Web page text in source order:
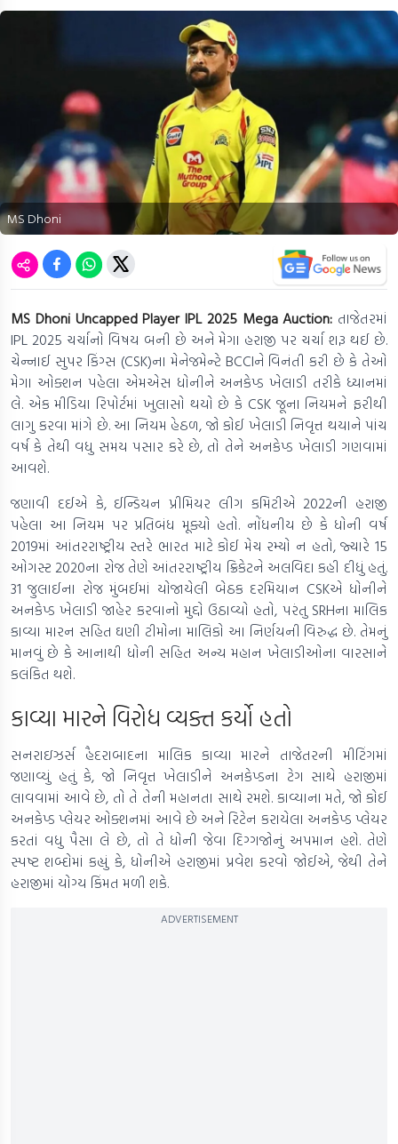
MS Dhoni
MS Dhoni Uncapped Player IPL 2025 Mega Auction: તાજેતરમાં
IPL 2025 ચર્ચાનો વિષય બની છે અને મેગા હરાજી પર ચર્ચા શરૂ થઈ છે.
ચેન્નાઈ સુપર કિંગ્સ (CSK)ના મેનેજમેન્ટે BCCIને વિનંતી કરી છે કે તેઓ
મેગા ઓક્શન પહેલા એમએસ ધોનીને અનકેપ્ડ ખેલાડી તરીકે ધ્યાનમાં
લે. એક મીડિયા રિપોર્ટમાં ખુલાસો થયો છે કે CSK જૂના નિયમને ફરીથી
લાગુ કરવા માંગે છે. આ નિયમ હેઠળ, જો કોઈ ખેલાડી નિવૃત્ત થયાને પાંચ
વર્ષ કે તેથી વધુ સમય પસાર કરે છે, તો તેને અનકેપ્ડ ખેલાડી ગણવામાં
આવશે.
જણાવી દઈએ કે, ઈન્ડિયન પ્રીમિયર લીગ કમિટીએ 2022ની હરાજી
પહેલા આ નિયમ પર પ્રતિબંધ મૂક્યો હતો. નોંધનીય છે કે ધોની વર્ષ
2019માં આંતરરાષ્ટ્રીય સ્તરે ભારત માટે કોઈ મેચ રમ્યો ન હતો, જ્યારે 15
ઓગસ્ટ 2020ના રોજ તેણે આંતરરાષ્ટ્રીય ક્રિકેટને અલવિદા કહી દીધું હતું.
31 જુલાઈના રોજ મુંબઈમાં યોજાયેલી બેઠક દરમિયાન CSKએ ધોનીને
અનકેપ્ડ ખેલાડી જાહેર કરવાનો મુદ્દો ઉઠાવ્યો હતો, પરંતુ SRHના માલિક
કાવ્યા મારન સહિત ઘણી ટીમોના માલિકો આ નિર્ણયની વિરુદ્ધ છે. તેમનું
માનવું છે કે આનાથી ધોની સહિત અન્ય મહાન ખેલાડીઓના વારસાને
કલંકિત થશે.
કાવ્યા મારને વિરોધ વ્યક્ત કર્યો હતો
સનરાઇઝર્સ હૈદરાબાદના માલિક કાવ્યા મારને તાજેતરની મીટિંગમાં
જણાવ્યું હતું કે, જો નિવૃત્ત ખેલાડીને અનકેપ્ડના ટેગ સાથે હરાજીમાં
લાવવામાં આવે છે, તો તે તેની મહાનતા સાથે રમશે. કાવ્યાના મતે, જો કોઈ
અનકેપ્ડ પ્લેયર ઓક્શનમાં આવે છે અને રિટેન કરાયેલા અનકેપ્ડ પ્લેયર
કરતાં વધુ પૈસા લે છે, તો તે ધોની જેવા દિગ્ગજોનું અપમાન હશે. તેણે
સ્પષ્ટ શબ્દોમાં કહ્યું કે, ધોનીએ હરાજીમાં પ્રવેશ કરવો જોઈએ, જેથી તેને
હરાજીમાં યોગ્ય કિંમત મળી શકે.
ADVERTISEMENT